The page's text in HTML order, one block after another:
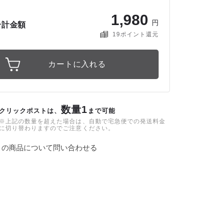
計金額 1,980 円
19ポイント還元
リックポストは、数量1 まで可能
上記の数量を超えた場合は、自動で宅急便での発送料金
切り替わりますのでご注意ください。
の商品について問い合わせる